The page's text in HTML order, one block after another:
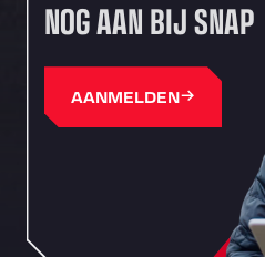
NOG AAN BIJ SNAP
AANMELDEN